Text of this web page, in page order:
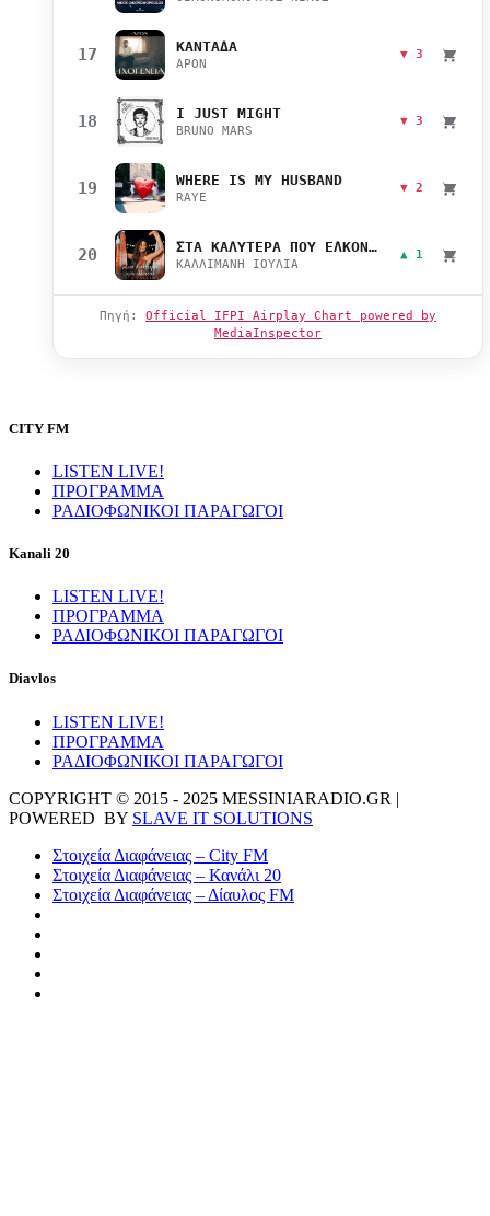
17 ΚΑΝΤΑΔΑ
APON
▼ 3
18 I JUST MIGHT
BRUNO MARS
▼ 3
19 WHERE IS MY HUSBAND
RAYE
▼ 2
20 ΣΤΑ ΚΑΛΥΤΕΡΑ ΠΟΥ ΕΛΚΟΝΤΑΙ
ΚΑΛΛΙΜΑΝΗ ΙΟΥΛΙΑ
▲ 1
Πηγή: Official IFPI Airplay Chart powered by
MediaInspector
CITY FM
LISTEN LIVE!
ΠΡΟΓΡΑΜΜΑ
ΡΑΔΙΟΦΩΝΙΚΟΙ ΠΑΡΑΓΩΓΟΙ
Kanali 20
LISTEN LIVE!
ΠΡΟΓΡΑΜΜΑ
ΡΑΔΙΟΦΩΝΙΚΟΙ ΠΑΡΑΓΩΓΟΙ
Diavlos
LISTEN LIVE!
ΠΡΟΓΡΑΜΜΑ
ΡΑΔΙΟΦΩΝΙΚΟΙ ΠΑΡΑΓΩΓΟΙ
COPYRIGHT © 2015 - 2025 MESSINIARADIO.GR |
POWERED BY SLAVE IT SOLUTIONS
Στοιχεία Διαφάνειας – City FM
Στοιχεία Διαφάνειας – Κανάλι 20
Στοιχεία Διαφάνειας – Δίαυλος FM